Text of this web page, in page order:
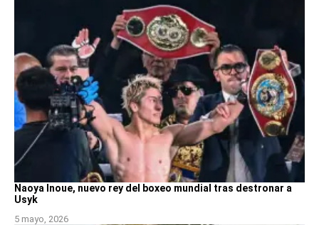
Naoya Inoue, nuevo rey del boxeo mundial tras destronar a
Usyk
5 mayo, 2026